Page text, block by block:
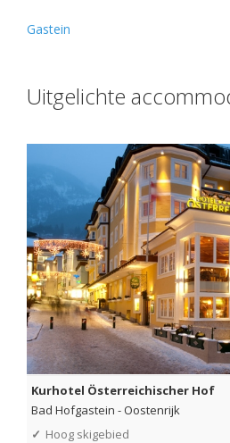
Gastein
Uitgelichte
Kurhotel Österreichischer Hof
Bad Hofgastein -Oostenrijk
✓ Hoog skigebied